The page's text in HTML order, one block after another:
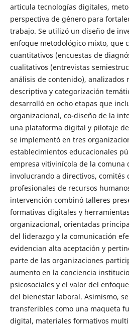
articula tecnologías digitales,
perspectiva de género para
trabajo. Se utilizó un diseño de
enfoque metodológico mixto, que
cuantitativos (encuestas de
cualitativos (entrevistas
análisis de contenido), analizados
descriptiva y categorización
desarrolló en ocho etapas que
organizacional, co-diseño de la
una plataforma digital y pilotaje
se implementó en tres
establecimientos educacionales
empresa vitivinícola de la comuna
involucrando a directivos, comités
profesionales de recursos
intervención combinó talleres
formativas digitales y
organizacional, orientadas
del liderazgo y la comunicación
evidencian alta aceptación y
parte de las organizaciones
aumento en la conciencia
psicosociales y el valor del
del bienestar laboral. Asimismo,
transferibles como una maqueta
digital, materiales formativos